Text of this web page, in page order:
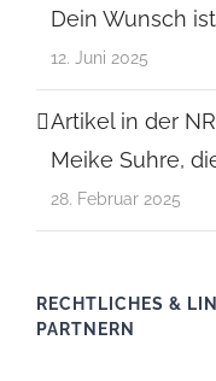
Dein Wunsch
12. Juni 2025
Artikel in der
Meike Suhre,
28. Februar 2025
RECHTLICHES &
PARTNERN